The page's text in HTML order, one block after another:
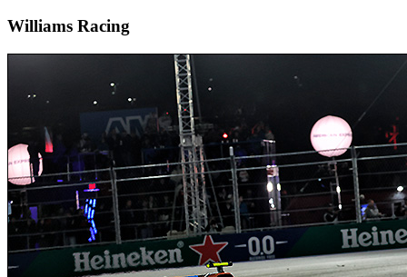
Williams Racing